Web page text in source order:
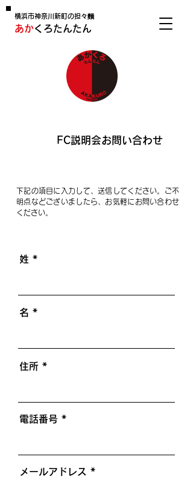
横浜市神奈川新町の担々麵
あかくろたんたん
下記の項目に入力して、送信してください。ご不
明点などございましたら、お気軽にお問い合わせ
ください。
姓
名
住所
電話番号
メールアドレス
FC説明会お問い合わせ